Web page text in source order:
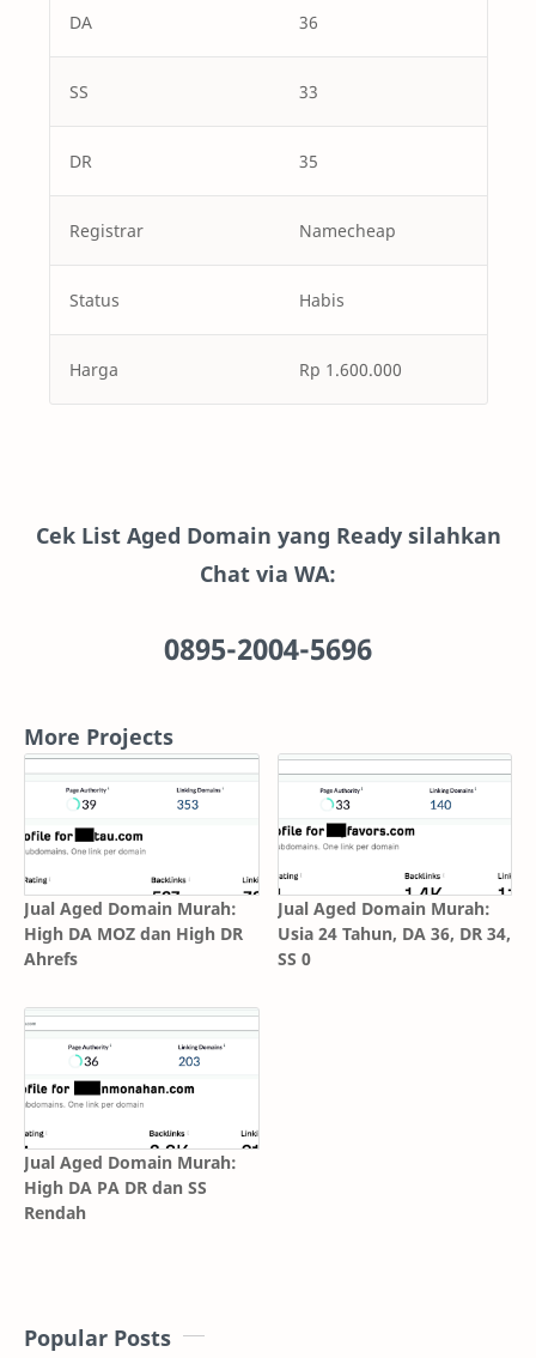
DA 36
SS 33
DR 35
Registrar Namecheap
Status Habis
Harga Rp 1.600.000
Cek List Aged Domain yang Ready silahkan
Chat via WA:
0895-2004-5696
More Projects
Jual Aged Domain Murah:
High DA MOZ dan High DR
Ahrefs
Jual Aged Domain Murah:
Usia 24 Tahun, DA 36, DR 34,
SS 0
Jual Aged Domain Murah:
High DA PA DR dan SS
Rendah
Popular Posts